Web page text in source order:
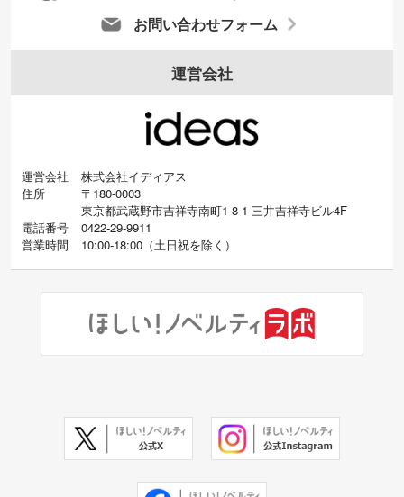
お問い合わせフォーム
運営会社
運営会社
株式会社イディアス
住所
〒180-0003
東京都武蔵野市吉祥寺南町1-8-1 三井吉祥寺ビル4F
電話番号
0422-29-9911
営業時間
10:00-18:00（土日祝を除く）